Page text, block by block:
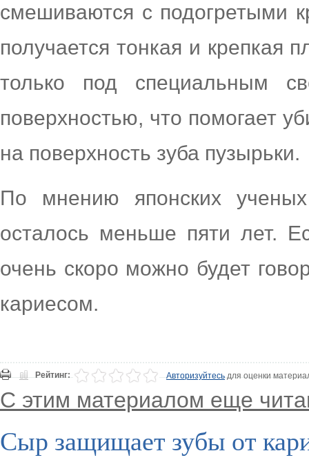
смешиваются с подогретыми
получается тонкая и крепкая
только под специальным
поверхностью, что помогает
на поверхность зуба пузырьки.
По мнению японских
осталось меньше пяти лет.
очень скоро можно будет
кариесом.
Рейтинг: Авторизуйтесьдля оценки
С этим материалом еще
Сыр защищает зубы от